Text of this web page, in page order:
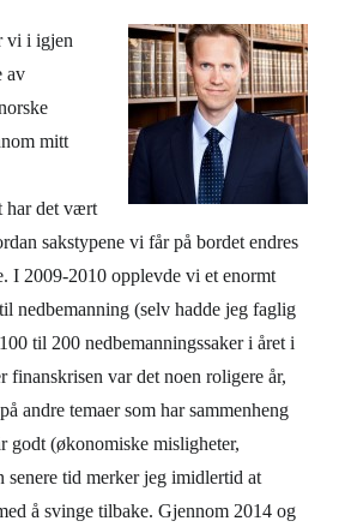
vi i igjen
av
mitt
har det vært
sakstypene vi får på bordet endres
I 2009-2010 opplevde vi et enormt
nedbemanning (selv hadde jeg faglig
til 200 nedbemanningssaker i året i
finanskrisen var det noen roligere år,
andre temaer som har sammenheng
godt (økonomiske misligheter,
tid merker jeg imidlertid at
å svinge tilbake. Gjennom 2014 og